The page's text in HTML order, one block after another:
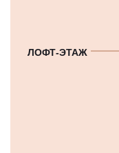
ЛОФТ-ЭТАЖ